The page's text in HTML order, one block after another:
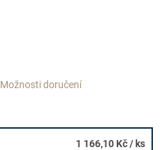
Možnosti doručení
1 166,10 Kč/ ks